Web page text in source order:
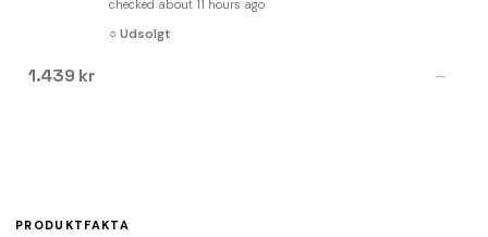
checked about 11 hours ago
○ Udsolgt
1.439 kr —
PRODUKTFAKTA